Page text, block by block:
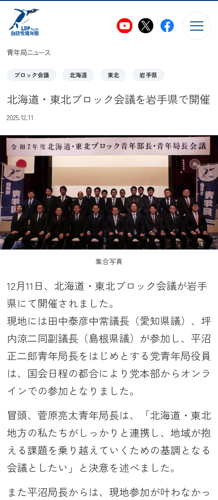
このページの本文へ移動
青年局ニュース
ブロック会議 北海道 東北 岩手県
北海道・東北ブロック会議を岩手県で開催
2025.12.11
集合写真
12月11日、北海道・東北ブロック会議が岩手
県にて開催されました。
現地には田中泰彦中常議長（愛知県議）、坪
内涼二同副議長（島根県議）が参加し、平沼
正二郎青年局長をはじめとする党青年局役員
は、国会日程の都合により党本部からオンラ
インでの参加となりました。
冒頭、菅原亮太青年局長は、「北海道・東北
地方の私たちがしっかりと連携し、地域が抱
える課題を乗り越えていくための基調となる
会議としたい」と決意を述べました。
また平沼局長からは、現地参加が叶わなかっ